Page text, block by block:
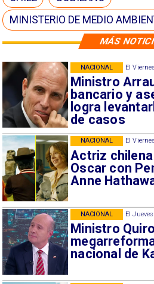
MÁS
El
Ministro
bancario y
logra
de casos
NACIONAL
El
Actriz
Oscar con
Anne
NACIONAL
El
Ministro
nacional de
NACIONAL
MINISTERIO DE MEDIO